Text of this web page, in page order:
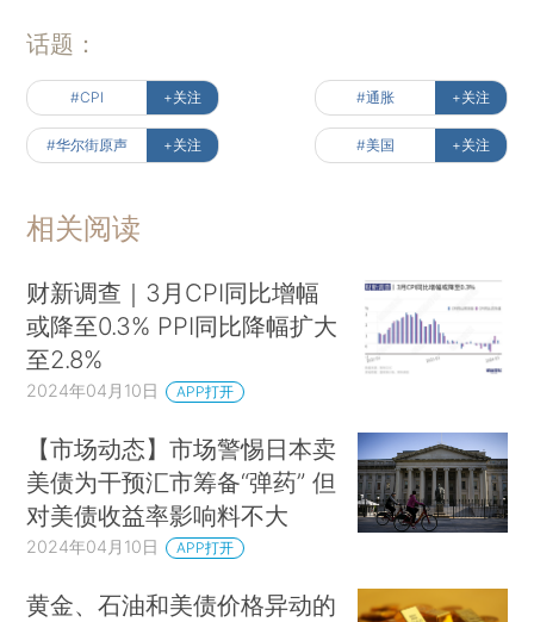
话题：
#CPI +关注 #通胀 +关注
#华尔街原声 +关注 #美国 +关注
相关阅读
财新调查｜3月CPI同比增幅
或降至0.3% PPI同比降幅扩大
至2.8%
2024年04月10日 APP打开
【市场动态】市场警惕日本卖
美债为干预汇市筹备“弹药” 但
对美债收益率影响料不大
2024年04月10日 APP打开
黄金、石油和美债价格异动的